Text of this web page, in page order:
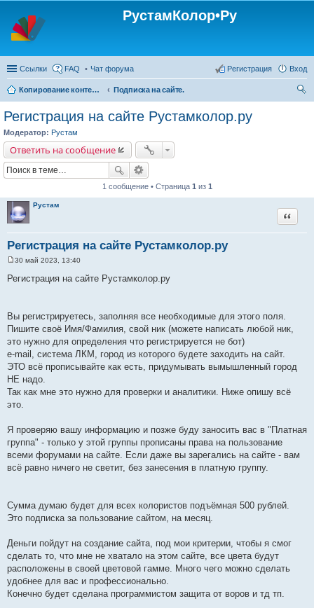
РустамКолор•Ру
Ссылки FAQ Чат форума Вход
Регистрация
Копирование контента с сайта Rustamcolor.ru - запрещено !!!
Подписка на сайте.
Регистрация на сайте Рустамколор.ру
Модератор: Рустам
Ответить на сообщение
1 сообщение • Страница 1 из 1
Рустам
Регистрация на сайте Рустамколор.ру
Цитата
о
н
е
30 май 2023, 13:40
Регистрация на сайте Рустамколор.ру
Вы регистрируетесь, заполняя все необходимые для этого поля.
Пишите своё Имя/Фамилия, свой ник (можете написать любой ник,
это нужно для определения что регистрируется не бот)
e-mail, система ЛКМ, город из которого будете заходить на сайт.
ЭТО всё прописывайте как есть, придумывать вымышленный город
НЕ надо.
Так как мне это нужно для проверки и аналитики. Ниже опишу всё
это.
Я проверяю вашу информацию и позже буду заносить вас в "Платная
группа" - только у этой группы прописаны права на пользование
всеми форумами на сайте. Если даже вы зарегались на сайте - вам
всё равно ничего не светит, без занесения в платную группу.
Сумма думаю будет для всех колористов подъёмная 500 рублей.
Это подписка за пользование сайтом, на месяц.
Деньги пойдут на создание сайта, под мои критерии, чтобы я смог
сделать то, что мне не хватало на этом сайте, все цвета будут
расположены в своей цветовой гамме. Много чего можно сделать
удобнее для вас и профессионально.
Конечно будет сделана программистом защита от воров и тд тп.